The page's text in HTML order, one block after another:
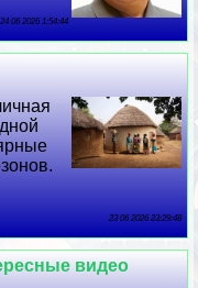
24 06 2026 1:54:44
23 06 2026 23:29:48
видео